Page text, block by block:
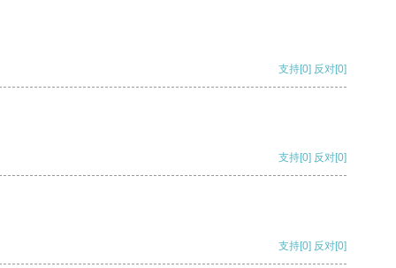
支持[0] 反对[0]
支持[0] 反对[0]
支持[0] 反对[0]